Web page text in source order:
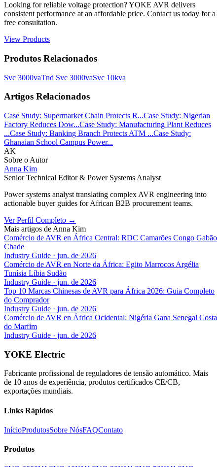
Looking for reliable voltage protection? YOKE AVR delivers
consistent performance at an affordable price. Contact us today for a
free consultation.
View Products
Produtos Relacionados
Svc 3000vaTnd Svc 3000vaSvc 10kva
Artigos Relacionados
Case Study: Supermarket Chain Protects R...Case Study: Nigerian
Factory Reduces Dow...Case Study: Manufacturing Plant Reduces
...Case Study: Banking Branch Protects ATM ...Case Study:
Ghanaian School Campus Power...
AK
Sobre o Autor
Anna Kim
Senior Technical Editor & Power Systems Analyst
Power systems analyst translating complex AVR engineering into
actionable buyer guides for African B2B procurement teams.
Ver Perfil Completo →
Mais artigos de Anna Kim
Comércio de AVR en África Central: RDC Camarões Congo Gabão
Chade
Industry Guide · jun. de 2026
Comércio de AVR en Norte da África: Egito Marrocos Argélia
Tunísia Líbia Sudão
Industry Guide · jun. de 2026
Top 10 Marcas Chinesas de AVR para África 2026: Guia Completo
do Comprador
Industry Guide · jun. de 2026
Comércio de AVR en África Ocidental: Nigéria Gana Senegal Costa
do Marfim
Industry Guide · jun. de 2026
YOKE Electric
Fabricante profissional de reguladores de tensão automático. Mais
de 10 anos de experiência, produtos certificados CE/CB,
exportações mundiais.
Links Rápidos
InícioProdutosSobre NósFAQContato
Produtos